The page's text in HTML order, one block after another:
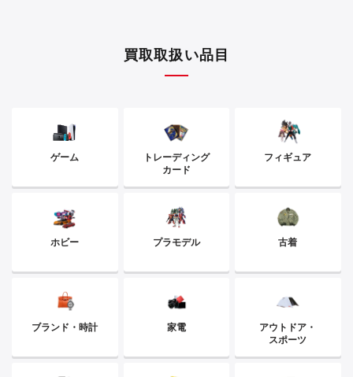
買取取扱い品目
ゲーム
トレーディング
カード
フィギュア
ホビー プラモデル 古着
ブランド・時計 家電
アウトドア・
スポーツ